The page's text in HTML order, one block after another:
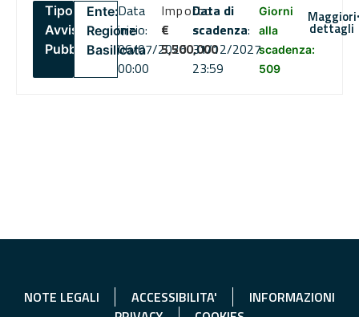
Tipo:
Avviso
Pubblico
Ente:
Regione
Basilicata
Data
inizio:
06/07/2026
00:00
Importo
€
5,500,000
Data di
scadenza:
31/12/2027
23:59
Giorni
alla
scadenza:
509
Maggiori
dettagli
NOTE LEGALI ACCESSIBILITA'
INFORMAZIONI